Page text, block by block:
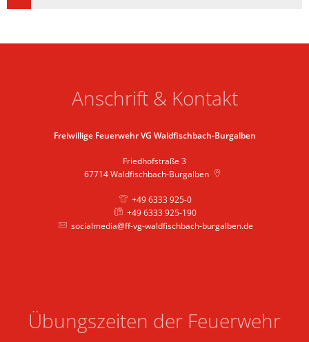
Anschrift & Kontakt
Freiwillige Feuerwehr VG Waldfischbach-Burgalben
Friedhofstraße 3
67714 Waldfischbach-Burgalben
+49 6333 925-0
+49 6333 925-190
socialmedia@ff-vg-waldfischbach-burgalben.de
Übungszeiten der Feuerwehr